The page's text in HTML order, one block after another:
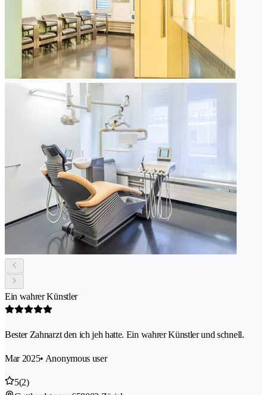
Ein wahrer Künstler
Bester Zahnarzt den ich jeh hatte. Ein wahrer Künstler und schnell.
Mar 2025• Anonymous user
5(2)